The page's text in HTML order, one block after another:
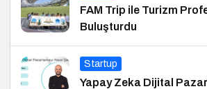
FAM Trip ile Turizm
Buluşturdu
Startup
Yapay Zeka Dijital